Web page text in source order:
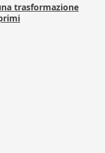
trasformazione